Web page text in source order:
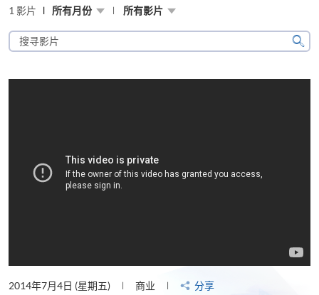
1 影片 所有月份 所有影片
搜
寻
片
搜
2014年7月4日 (星期五) 商业 分享